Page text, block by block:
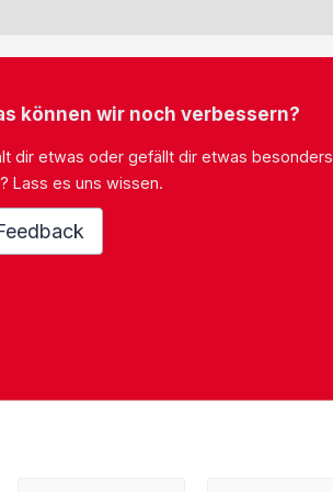
können wir noch verbessern?
dir etwas oder gefällt dir etwas besonders
Lass es uns wissen.